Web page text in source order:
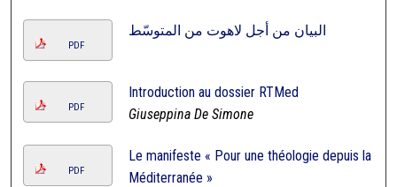
PDF
البيان من أجل لاهوت من المتوسّط
PDF
Introduction au dossier RTMed
Giuseppina De Simone
PDF
Le manifeste « Pour une théologie depuis la
Méditerranée »